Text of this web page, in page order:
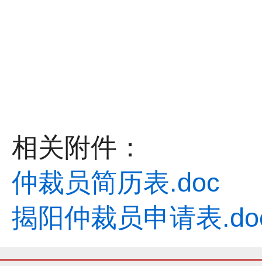
相关附件：
仲裁员简历表.doc
揭阳仲裁员申请表